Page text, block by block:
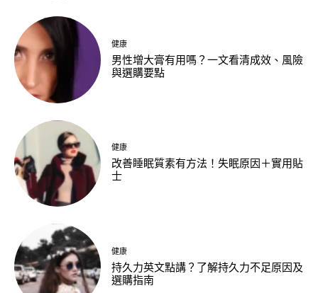
健康
男性增大膏有用嗎？一文看清成效、風險
與選購要點
健康
改善睡眠質素有方法！失眠原因＋實用貼
士
健康
持久力英文點講？了解持久力不足原因及
選購指南